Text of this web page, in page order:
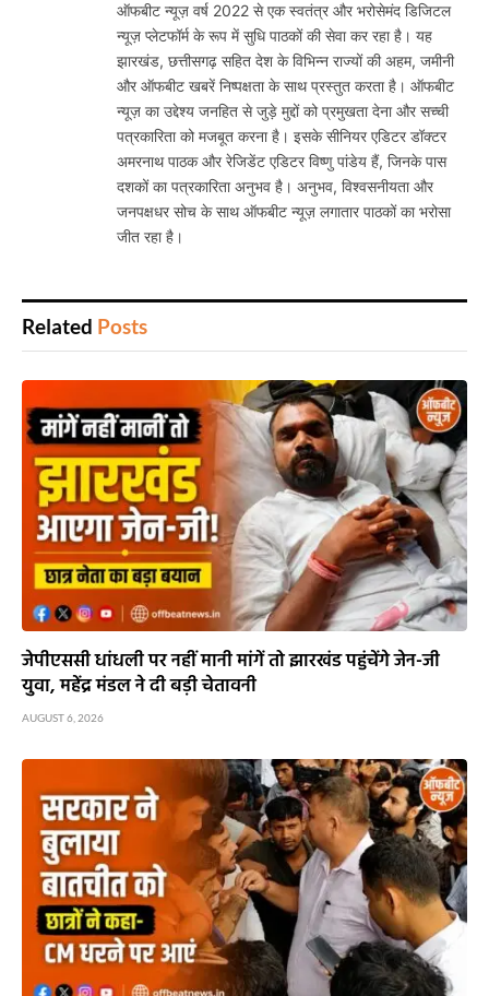
ऑफबीट न्यूज़ वर्ष 2022 से एक स्वतंत्र और भरोसेमंद डिजिटल
न्यूज़ प्लेटफॉर्म के रूप में सुधि पाठकों की सेवा कर रहा है। यह
झारखंड, छत्तीसगढ़ सहित देश के विभिन्न राज्यों की अहम, जमीनी
और ऑफबीट खबरें निष्पक्षता के साथ प्रस्तुत करता है। ऑफबीट
न्यूज़ का उद्देश्य जनहित से जुड़े मुद्दों को प्रमुखता देना और सच्ची
पत्रकारिता को मजबूत करना है। इसके सीनियर एडिटर डॉक्टर
अमरनाथ पाठक और रेजिडेंट एडिटर विष्णु पांडेय हैं, जिनके पास
दशकों का पत्रकारिता अनुभव है। अनुभव, विश्वसनीयता और
जनपक्षधर सोच के साथ ऑफबीट न्यूज़ लगातार पाठकों का भरोसा
जीत रहा है।
Related Posts
जेपीएससी धांधली पर नहीं मानी मांगें तो झारखंड पहुंचेंगे जेन-जी
युवा, महेंद्र मंडल ने दी बड़ी चेतावनी
AUGUST 6, 2026